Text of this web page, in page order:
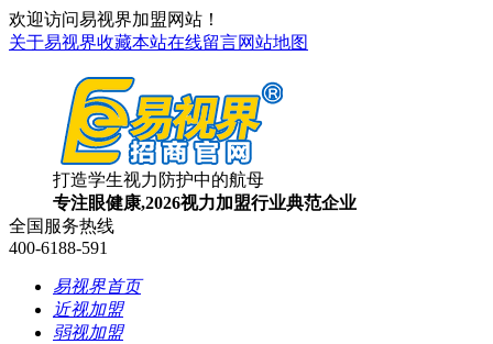
欢迎访问易视界加盟网站！
关于易视界收藏本站在线留言网站地图
打造学生视力防护中的航母
专注眼健康,2026视力加盟行业典范企业
全国服务热线
400-6188-591
易视界首页
近视加盟
弱视加盟